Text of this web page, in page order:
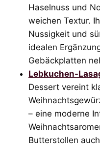
Haselnuss und
weichen Textur.
Nussigkeit und
idealen
Gebäckplatten
Lebkuchen-
Dessert vereint
– eine moderne
Butterstollen